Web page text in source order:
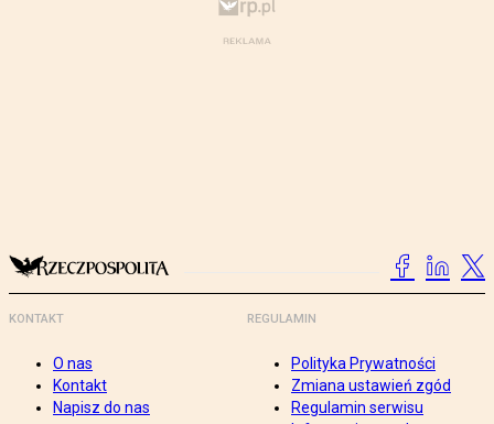
KONTAKT
O nas
Kontakt
Napisz do nas
REGULAMIN
Polityka Prywatności
Zmiana ustawień zgód
Regulamin serwisu